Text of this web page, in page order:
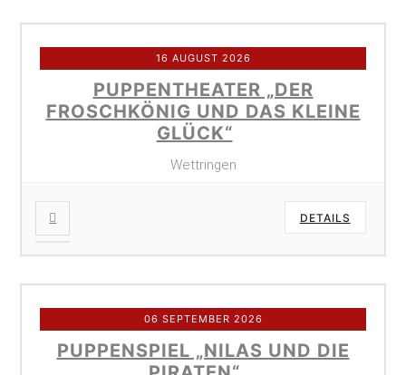
16 AUGUST 2026
PUPPENTHEATER „DER
FROSCHKÖNIG UND DAS KLEINE
GLÜCK“
Wettringen
DETAILS
06 SEPTEMBER 2026
PUPPENSPIEL „NILAS UND DIE